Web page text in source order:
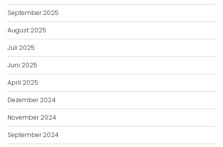
September 2025
August 2025
Juli 2025
Juni 2025
April 2025
Dezember 2024
November 2024
September 2024